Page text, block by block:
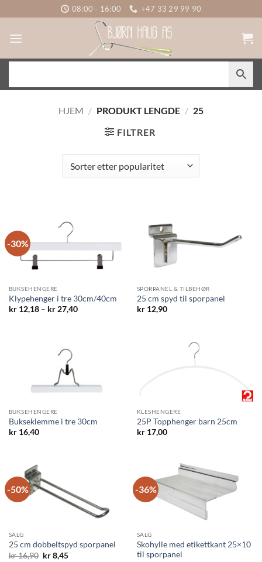
to
content
08:00 - 16:00 +47 33 29 99 90
HJEM / PRODUKT LENGDE / 25
FILTRER
-30%
BUKSEHENGERE
Klypehenger i tre 30cm/40cm
kr12,18 – kr27,40Prisområde:
SPORPANEL & TILBEHØR
25 cm spyd til sporpanel
kr12,90
BUKSEHENGERE
Bukseklemme i tre 30cm
kr16,40
KLESHENGERE
25P Topphenger barn 25cm
kr17,00
-50%
SALG
25 cm dobbeltspyd sporpanel
kr16,90 Opprinnelig
kr8,45Nåværende
-36%
SALG
Skohylle med etikettkant 25×10
til sporpanel